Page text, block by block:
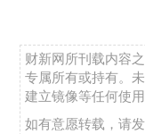
财新网所刊载内容
专属所有或持有。
建立镜像等任何使用
如有意愿转载，请